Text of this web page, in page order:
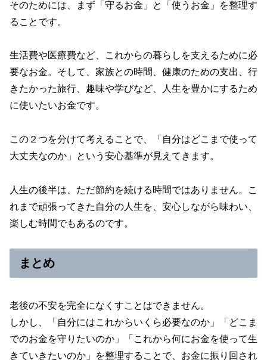
そのためには、まず「守るお金」と「使うお金」を整理す
ることです。
生活費や医療費など、これからの暮らしを支えるために必
要なお金。そして、家族との時間、健康のための支出、行
きたかった旅行、趣味や学びなど、人生を豊かにするため
に使いたいお金です。
この２つを分けて考えることで、「自分はどこまで使って
大丈夫なのか」という安心基準が見えてきます。
人生の後半は、ただ節約を続ける時間ではありません。こ
れまで頑張ってきた自分の人生を、安心しながら味わい、
楽しむ時間でもあるのです。
まとめ
老後の不安を完全になくすことはできません。
しかし、「自分にはこれからいくら必要なのか」「どこま
でのお金を守りたいのか」「これから何にお金を使って生
きていきたいのか」を整理することで、お金に振り回され